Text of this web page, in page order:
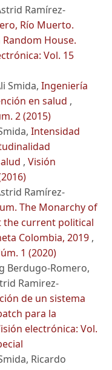
Ramírez-
Río Muerto.
House.
Vol. 15
Smida, Ingeniería
en salud ,
2 (2015)
Intensidad
, Visión
Ramírez-
The Monarchy of
the current political
Colombia, 2019 ,
1 (2020)
Berdugo-Romero,
Ramirez-
de un sistema
para la
electrónica: Vol.
Ricardo